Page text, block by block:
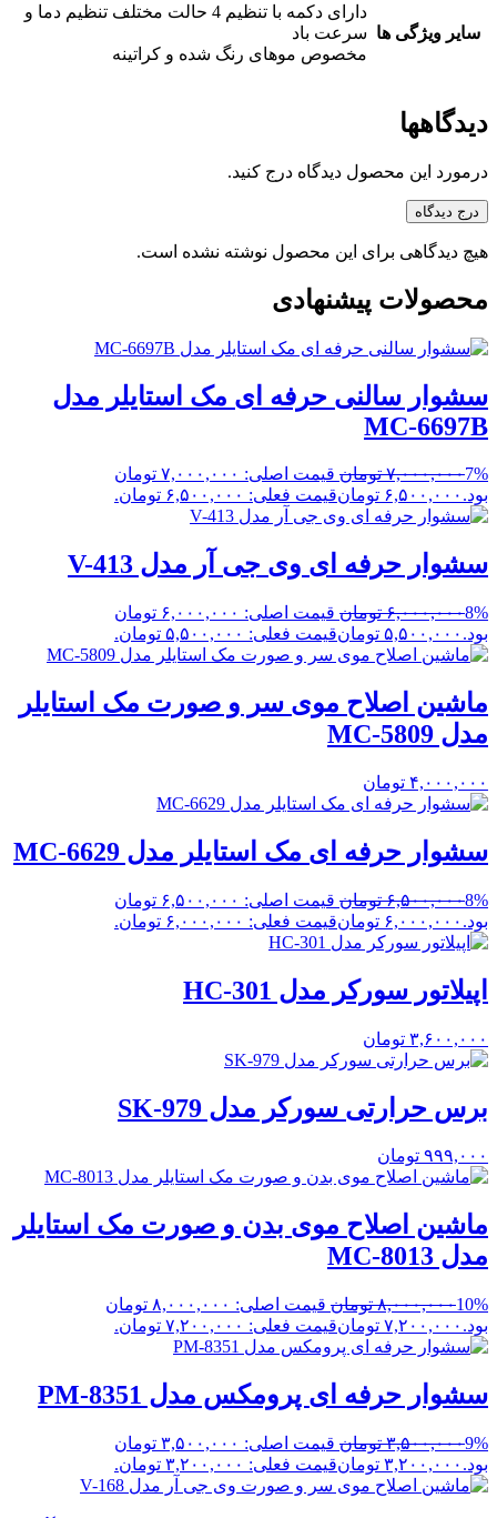
سایر ویژگی ها
دارای دکمه با تنظیم 4 حالت مختلف تنظیم دما و
سرعت باد
مخصوص موهای رنگ شده و کراتینه
دیدگاهها
درمورد این محصول دیدگاه درج کنید.
درج دیدگاه
هیچ دیدگاهی برای این محصول نوشته نشده است.
محصولات پیشنهادی
سشوار سالنی حرفه ای مک استایلر مدل
MC-6697B
7%۷,۰۰۰,۰۰۰ تومان
قیمت اصلی: ۷,۰۰۰,۰۰۰ تومان
بود. ۶,۵۰۰,۰۰۰ تومانقیمت فعلی: ۶,۵۰۰,۰۰۰ تومان.
سشوار حرفه ای وی جی آر مدل V-413
8%۶,۰۰۰,۰۰۰ تومان
قیمت اصلی: ۶,۰۰۰,۰۰۰ تومان
بود. ۵,۵۰۰,۰۰۰ تومانقیمت فعلی: ۵,۵۰۰,۰۰۰ تومان.
ماشین اصلاح موی سر و صورت مک استایلر
مدل MC-5809
۴,۰۰۰,۰۰۰ تومان
سشوار حرفه ای مک استایلر مدل MC-6629
8%۶,۵۰۰,۰۰۰ تومان
قیمت اصلی: ۶,۵۰۰,۰۰۰ تومان
بود. ۶,۰۰۰,۰۰۰ تومانقیمت فعلی: ۶,۰۰۰,۰۰۰ تومان.
اپیلاتور سورکر مدل HC-301
۳,۶۰۰,۰۰۰ تومان
برس حرارتی سورکر مدل SK-979
۹۹۹,۰۰۰ تومان
ماشین اصلاح موی بدن و صورت مک استایلر
مدل MC-8013
10%۸,۰۰۰,۰۰۰ تومان
قیمت اصلی: ۸,۰۰۰,۰۰۰ تومان
بود. ۷,۲۰۰,۰۰۰ تومانقیمت فعلی: ۷,۲۰۰,۰۰۰ تومان.
سشوار حرفه ای پرومکس مدل PM-8351
9%۳,۵۰۰,۰۰۰ تومان
قیمت اصلی: ۳,۵۰۰,۰۰۰ تومان
بود. ۳,۲۰۰,۰۰۰ تومانقیمت فعلی: ۳,۲۰۰,۰۰۰ تومان.